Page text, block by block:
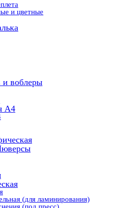
и цветные
и воблеры
А4
(для ламинирования)